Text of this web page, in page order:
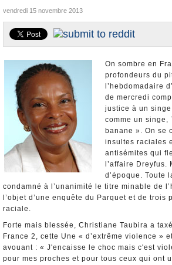
Elections européennes
La France et le Monde
Nominations et Démissions
Elections européennes
Infos insolites
vendredi 15 novembre 2013
On sombre en
profondeurs du
l’hebdomadaire
de mercredi
justice à un
comme un singe,
banane ». On se
insultes raciales
antisémites qui
l’affaire Dreyfus.
d’époque. Toute
condamné à l’unanimité le titre minable de
l’objet d’une enquête du Parquet et de trois
raciale.
Forte mais blessée, Christiane Taubira a
France 2, cette Une « d’extrême violence »
avouant : « J'encaisse le choc mais c'est
pour mes proches et pour tous ceux qui ont